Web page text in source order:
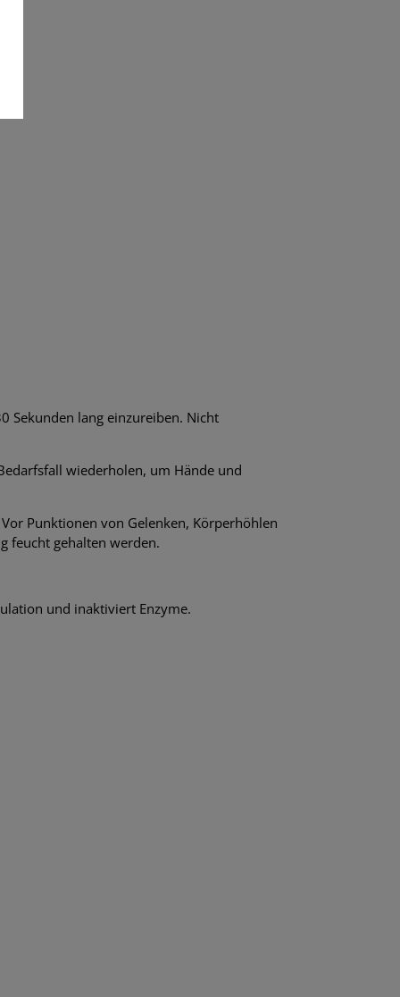
Sekunden lang einzureiben. Nicht
wiederholen, um Hände und
Punktionen von Gelenken, Körperhöhlen
feucht gehalten werden.
und inaktiviert Enzyme.